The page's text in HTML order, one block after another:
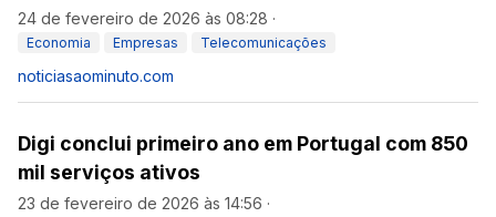
24 de fevereiro de 2026 às 08:28 ·
Economia Empresas Telecomunicações
noticiasaominuto.com
Digi conclui primeiro ano em Portugal com 850
mil serviços ativos
23 de fevereiro de 2026 às 14:56 ·